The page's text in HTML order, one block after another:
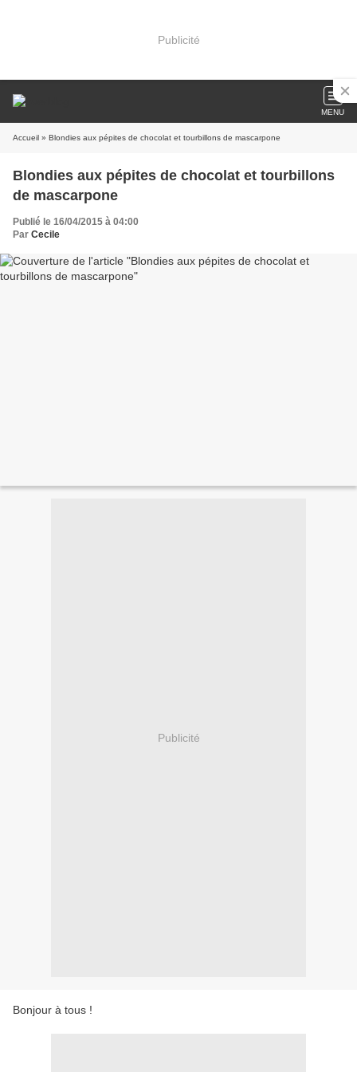
Publicité
MENU
Accueil » Blondies aux pépites de chocolat et tourbillons de mascarpone
Blondies aux pépites de chocolat et tourbillons
de mascarpone
Publié le 16/04/2015 à 04:00
Par Cecile
Publicité
Bonjour à tous !